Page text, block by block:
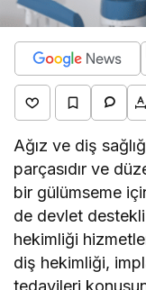
Ağız ve diş
parçasıdır ve
bir gülümseme
de devlet
hekimliği
diş hekimliği,
tedavileri